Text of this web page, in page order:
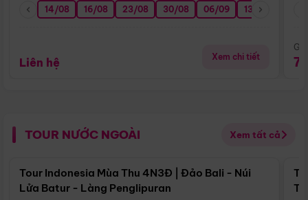
14/08 16/08 23/08 30/08 06/09 13/09
Liên hệ Xem chi tiết
TOUR NƯỚC NGOÀI Xem tất cả
Điểm nổi bật
Tour Indonesia Mùa Thu 4N3Đ | Đảo Bali - Núi
Lửa Batur - Làng Penglipuran